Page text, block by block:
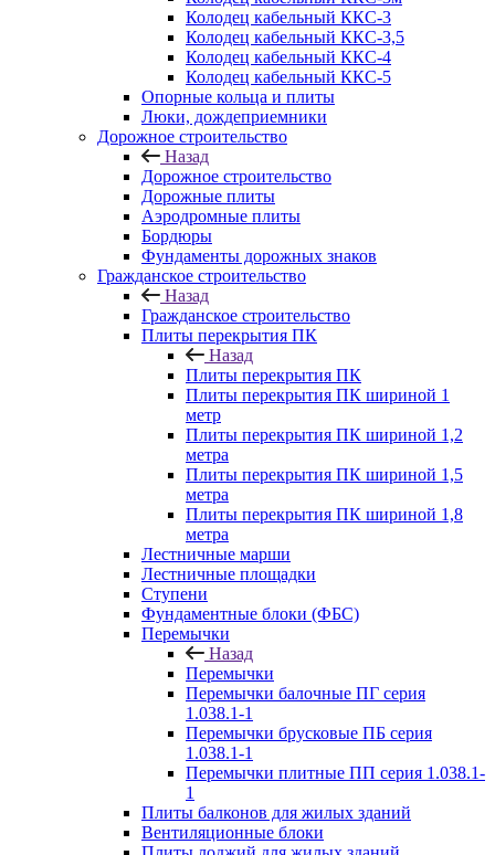
Колодец кабельный ККС-3
Колодец кабельный ККС-3,5
Колодец кабельный ККС-4
Колодец кабельный ККС-5
Опорные кольца и плиты
Люки, дождеприемники
Дорожное строительство
Назад
Дорожное строительство
Дорожные плиты
Аэродромные плиты
Бордюры
Фундаменты дорожных знаков
Гражданское строительство
Назад
Гражданское строительство
Плиты перекрытия ПК
Назад
Плиты перекрытия ПК
Плиты перекрытия ПК шириной 1
метр
Плиты перекрытия ПК шириной 1,2
метра
Плиты перекрытия ПК шириной 1,5
метра
Плиты перекрытия ПК шириной 1,8
метра
Лестничные марши
Лестничные площадки
Ступени
Фундаментные блоки (ФБС)
Перемычки
Назад
Перемычки
Перемычки балочные ПГ серия
1.038.1-1
Перемычки брусковые ПБ серия
1.038.1-1
Перемычки плитные ПП серия 1.038.1-
1
Плиты балконов для жилых зданий
Вентиляционные блоки